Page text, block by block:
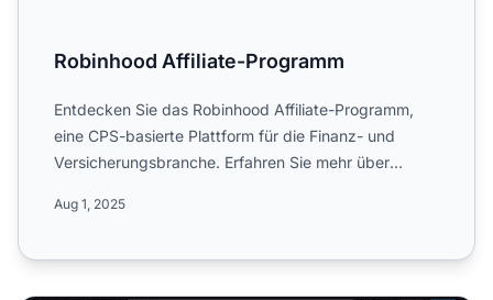
Robinhood Affiliate-Programm
Entdecken Sie das Robinhood Affiliate-Programm,
eine CPS-basierte Plattform für die Finanz- und
Versicherungsbranche. Erfahren Sie mehr über
Aug 1, 2025